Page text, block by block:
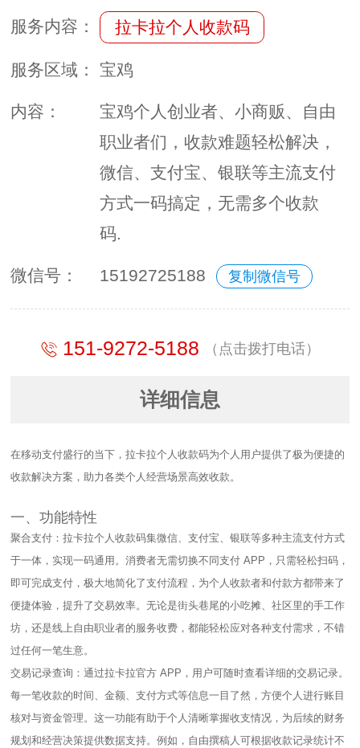
服务内容： 拉卡拉个人收款码
服务区域： 宝鸡
内容：
宝鸡个人创业者、小商贩、自由
职业者们，收款难题轻松解决，
微信、支付宝、银联等主流支付
方式一码搞定，无需多个收款
码.
微信号： 15192725188 复制微信号
151-9272-5188 （点击拨打电话）
详细信息
在移动支付盛行的当下，拉卡拉个人收款码为个人用户提供了极为便捷的
收款解决方案，助力各类个人经营场景高效收款。​
一、功能特性​
聚合支付：拉卡拉个人收款码集微信、支付宝、银联等多种主流支付方式
于一体，实现一码通用。消费者无需切换不同支付 APP，只需轻松扫码，
即可完成支付，极大地简化了支付流程，为个人收款者和付款方都带来了
便捷体验，提升了交易效率。无论是街头巷尾的小吃摊、社区里的手工作
坊，还是线上自由职业者的服务收费，都能轻松应对各种支付需求，不错
过任何一笔生意。​
交易记录查询：通过拉卡拉官方 APP，用户可随时查看详细的交易记录。
每一笔收款的时间、金额、支付方式等信息一目了然，方便个人进行账目
核对与资金管理。这一功能有助于个人清晰掌握收支情况，为后续的财务
规划和经营决策提供数据支持。例如，自由撰稿人可根据收款记录统计不